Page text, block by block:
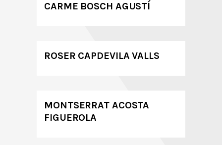
CARME BOSCH AGUSTÍ
ROSER CAPDEVILA VALLS
MONTSERRAT ACOSTA
FIGUEROLA